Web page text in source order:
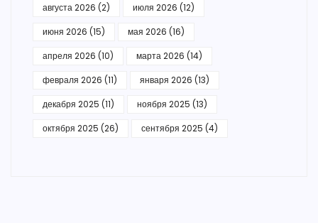
августа 2026 (2) июля 2026 (12)
июня 2026 (15) мая 2026 (16)
апреля 2026 (10) марта 2026 (14)
февраля 2026 (11) января 2026 (13)
декабря 2025 (11) ноября 2025 (13)
октября 2025 (26) сентября 2025 (4)